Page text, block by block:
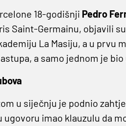
18-godišnji Pedro
Saint-Germainu, objavili
La Masiju, a u prvu
a samo jednom je
u siječnju je podnio
ugovoru imao klauzulu da